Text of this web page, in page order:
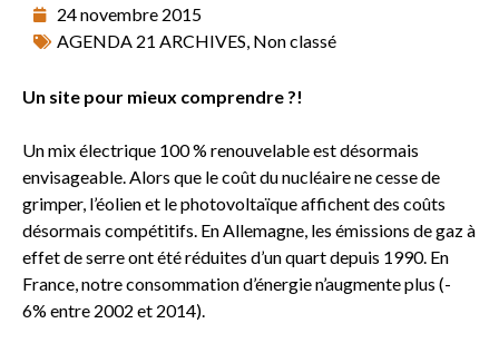
24 novembre 2015
AGENDA 21 ARCHIVES, Non classé
Un site pour mieux comprendre ?!
Un mix électrique 100 % renouvelable est désormais
envisageable. Alors que le coût du nucléaire ne cesse de
grimper, l’éolien et le photovoltaïque affichent des coûts
désormais compétitifs. En Allemagne, les émissions de gaz à
effet de serre ont été réduites d’un quart depuis 1990. En
France, notre consommation d’énergie n’augmente plus (-
6% entre 2002 et 2014).